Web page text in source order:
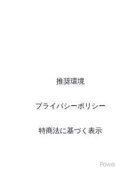
推奨環境
プライバシーポリシー
特商法に基づく表示